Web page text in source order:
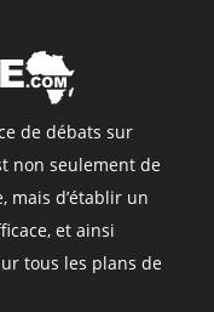
de débats sur
non seulement de
mais d’établir un
et ainsi
tous les plans de